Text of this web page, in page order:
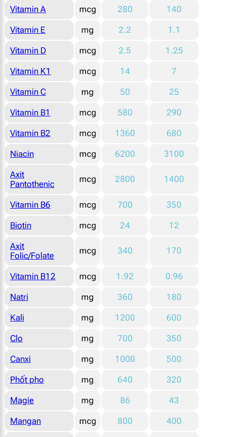
Vitamin A mcg 280 140
Vitamin E mg 2.2 1.1
Vitamin D mcg 2.5 1.25
Vitamin K1 mcg 14 7
Vitamin C mg 50 25
Vitamin B1 mcg 580 290
Vitamin B2 mcg 1360 680
Niacin mcg 6200 3100
Axit
Pantothenic
mcg 2800 1400
Vitamin B6 mcg 700 350
Biotin mcg 24 12
Axit
Folic/Folate
mcg 340 170
Vitamin B12 mcg 1.92 0.96
Natri mg 360 180
Kali mg 1200 600
Clo mg 700 350
Canxi mg 1000 500
Phốt pho mg 640 320
Magie mg 86 43
Mangan mcg 800 400